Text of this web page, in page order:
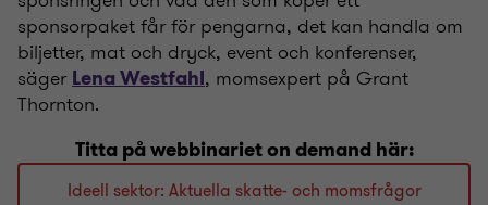
sponsorpaket får för pengarna, det kan handla om
biljetter, mat och dryck, event och konferenser,
säger Lena Westfahl, momsexpert på Grant
Thornton.
Titta på webbinariet on demand här:
Ideell sektor: Aktuella skatte- och momsfrågor